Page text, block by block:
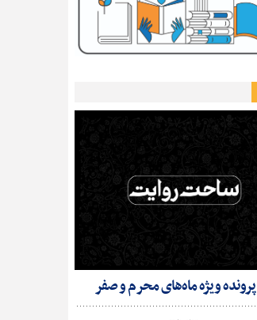
پرونده ویژه ماه‌های محرم و صفر